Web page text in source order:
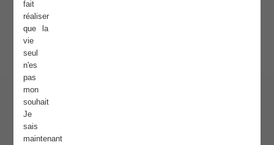
fait
réaliser
que la
vie
seul
n'es
pas
mon
souhait
Je
sais
maintenant